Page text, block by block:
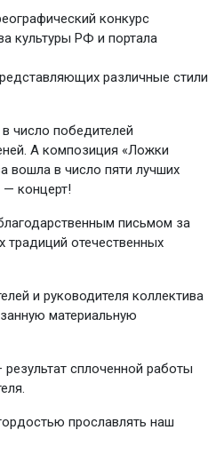
конкурс
культуры РФ и портала
различные стили
число победителей
А композиция «Ложки
вошла в число пяти лучших
— концерт!
письмом за
традиций отечественных
и руководителя коллектива
материальную
сплоченной работы
прославлять наш